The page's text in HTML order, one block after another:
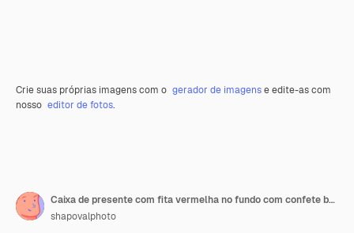
Crie suas próprias imagens com o gerador de imagense edite-as com
nosso editor de fotos.
Caixa de presente com fita vermelha no fundo com confete brilhante vista superior
shapovalphoto